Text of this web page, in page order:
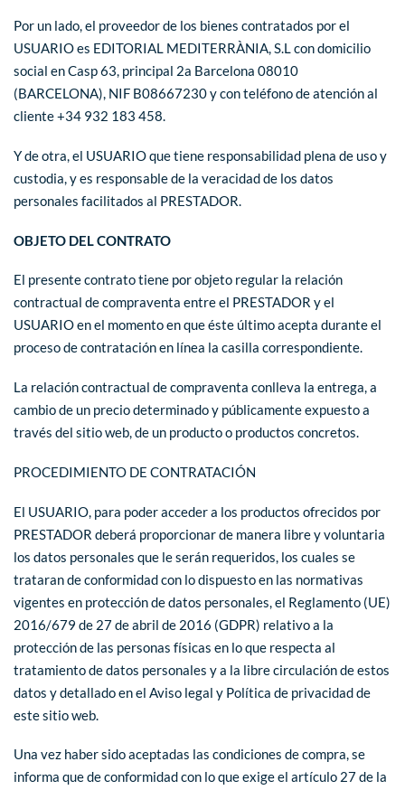
Por un lado, el proveedor de los bienes contratados por el
USUARIO es EDITORIAL MEDITERRÀNIA, S.L con domicilio
social en Casp 63, principal 2a Barcelona 08010
(BARCELONA), NIF B08667230 y con teléfono de atención al
cliente +34 932 183 458.
Y de otra, el USUARIO que tiene responsabilidad plena de uso y
custodia, y es responsable de la veracidad de los datos
personales facilitados al PRESTADOR.
OBJETO DEL CONTRATO
El presente contrato tiene por objeto regular la relación
contractual de compraventa entre el PRESTADOR y el
USUARIO en el momento en que éste último acepta durante el
proceso de contratación en línea la casilla correspondiente.
La relación contractual de compraventa conlleva la entrega, a
cambio de un precio determinado y públicamente expuesto a
través del sitio web, de un producto o productos concretos.
PROCEDIMIENTO DE CONTRATACIÓN
El USUARIO, para poder acceder a los productos ofrecidos por
PRESTADOR deberá proporcionar de manera libre y voluntaria
los datos personales que le serán requeridos, los cuales se
trataran de conformidad con lo dispuesto en las normativas
vigentes en protección de datos personales, el Reglamento (UE)
2016/679 de 27 de abril de 2016 (GDPR) relativo a la
protección de las personas físicas en lo que respecta al
tratamiento de datos personales y a la libre circulación de estos
datos y detallado en el Aviso legal y Política de privacidad de
este sitio web.
Una vez haber sido aceptadas las condiciones de compra, se
informa que de conformidad con lo que exige el artículo 27 de la